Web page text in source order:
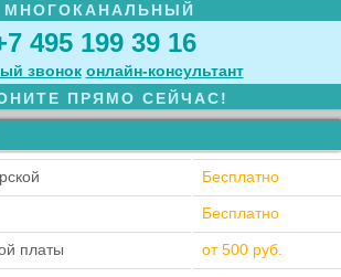
МНОГОКАНАЛЬНЫЙ
495 199 39 16
звонок онлайн‑консультант
ПРЯМО СЕЙЧАС!
Бесплатно
Бесплатно
платы от 500 руб.